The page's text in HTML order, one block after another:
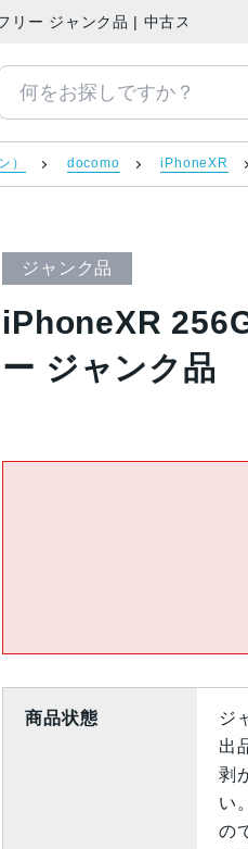
ー ジャンク品 | 中古スマホ販
） docomo iPhoneXR
ジャンク品
iPhoneXR
ー ジャンク品
商品状態
ジ
出
剥
い
の